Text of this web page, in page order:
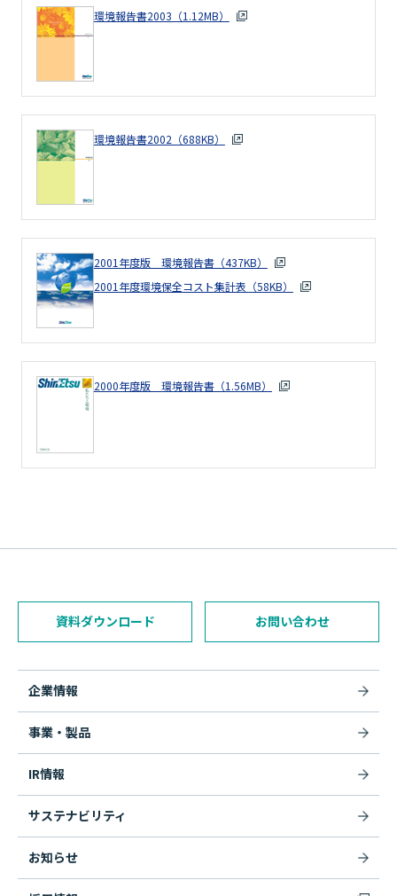
環境報告書2003（1.12MB）
環境報告書2002（688KB）
2001年度版 環境報告書（437KB）
2001年度環境保全コスト集計表（58KB）
2000年度版 環境報告書（1.56MB）
資料ダウンロード お問い合わせ
企業情報
事業・製品
IR情報
サステナビリティ
お知らせ